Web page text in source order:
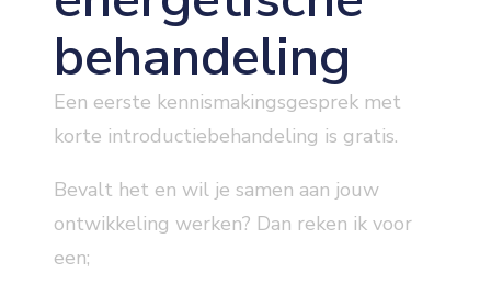
behandeling
Een eerste kennismakingsgesprek met
korte introductiebehandeling is gratis.
Bevalt het en wil je samen aan jouw
ontwikkeling werken? Dan reken ik voor
een;